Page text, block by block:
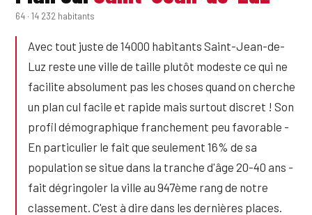
64 · 14 232 habitants
Avec tout juste de 14000 habitants Saint-Jean-de-
Luz reste une ville de taille plutôt modeste ce qui ne
facilite absolument pas les choses quand on cherche
un plan cul facile et rapide mais surtout discret ! Son
profil démographique franchement peu favorable -
En particulier le fait que seulement 16% de sa
population se situe dans la tranche d'âge 20-40 ans -
fait dégringoler la ville au 947ème rang de notre
classement. C'est à dire dans les dernières places.